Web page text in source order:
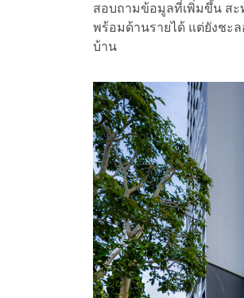
สอบถามข้อมูลที่เพิ่มขึ้น สะ
พร้อมด้านรายได้ แต่ยังชะ
บ้าน